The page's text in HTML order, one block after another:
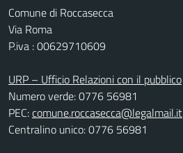
Comune di Roccasecca
Via Roma
P.iva : 00629710609
URP – Ufficio Relazioni con il pubblico
Numero verde: 0776 56981
PEC:comune.roccasecca@legalmail.it
Centralino unico: 0776 56981